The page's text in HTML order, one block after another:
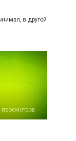
в другой
просмотров